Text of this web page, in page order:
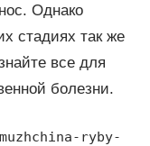
Однако
стадиях так же
все для
болезни.
ryby-